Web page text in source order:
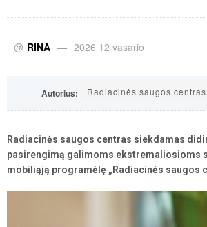
@ RINA 2026 12 vasario
Autorius: Radiacinės saugos centras
Radiacinės saugos centras siekdamas
pasirengimą galimoms ekstremaliosioms
mobiliąją programėlę „Radiacinės saugos